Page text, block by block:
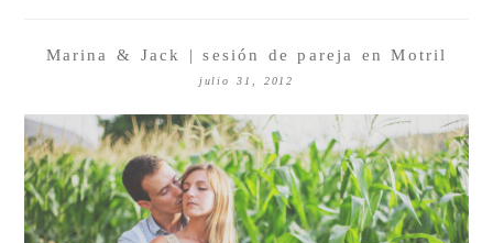
Marina & Jack | sesión de pareja en Motril
julio 31, 2012